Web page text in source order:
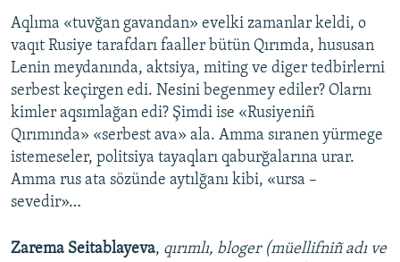
Aqlıma «tuvğan gavandan» evelki zamanlar keldi, o
vaqıt Rusiye tarafdarı faaller bütün Qırımda, hususan
Lenin meydanında, aktsiya, miting ve diger tedbirlerni
serbest keçirgen edi. Nesini begenmey ediler? Olarnı
kimler aqsımlağan edi? Şimdi ise «Rusiyeniñ
Qırımında» «serbest ava» ala. Amma sıranen yürmege
istemeseler, politsiya tayaqları qaburğalarına urar.
Amma rus ata sözünde aytılğanı kibi, «ursa –
sevedir»…
Zarema Seitablayeva, qırımlı, bloger (müellifniñ adı ve